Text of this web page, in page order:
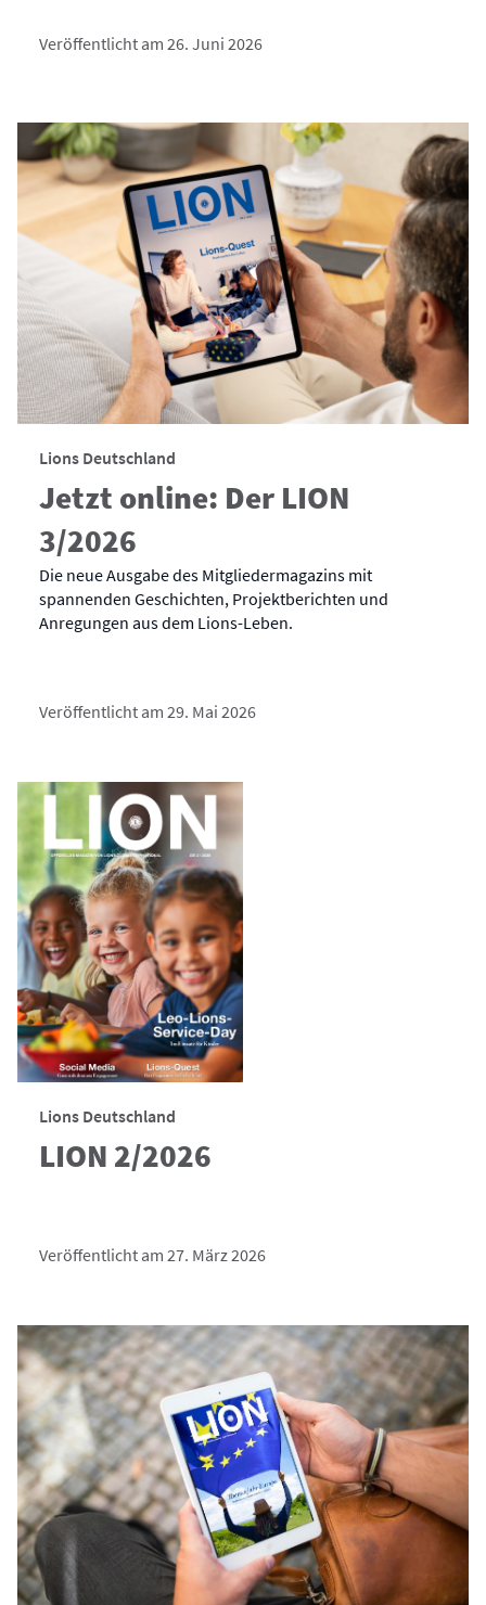
Veröffentlicht am 26. Juni 2026
Lions Deutschland
Jetzt online: Der LION
3/2026
Die neue Ausgabe des Mitgliedermagazins mit
spannenden Geschichten, Projektberichten und
Anregungen aus dem Lions-Leben.
Veröffentlicht am 29. Mai 2026
Lions Deutschland
LION 2/2026
Veröffentlicht am 27. März 2026